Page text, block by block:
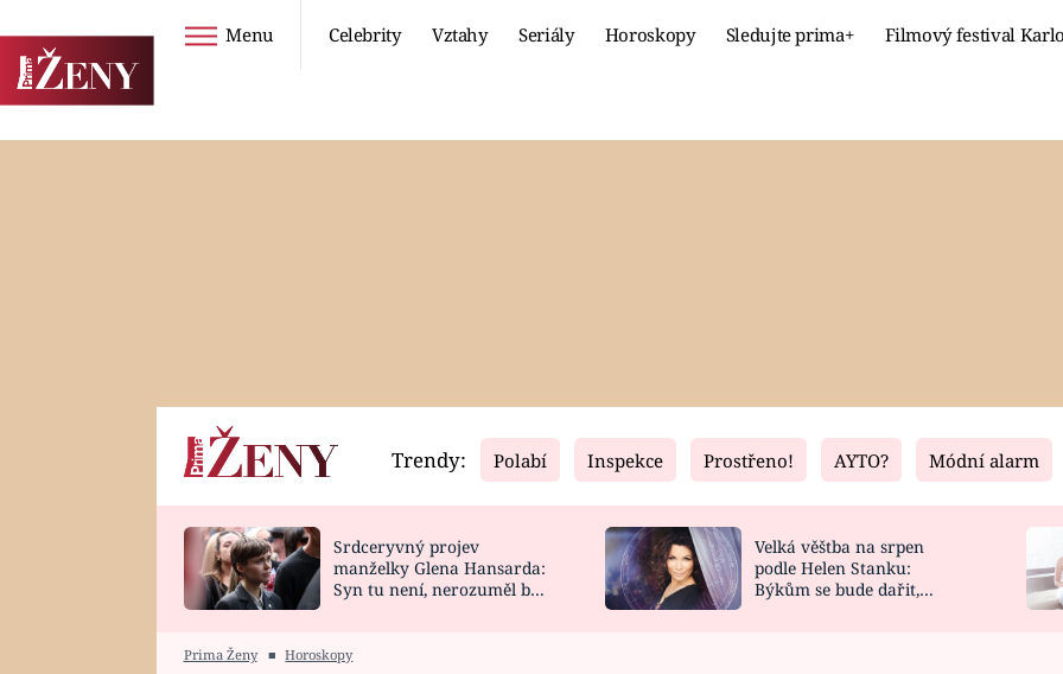
Menu Celebrity Vztahy Seriály Horoskopy Sledujte prima+ Filmový festival
Horoskopy
HOROSKOP NA
Video
CELEBRITY
VAŘENÍ
Fresh
NOVINKY
VIDEORECEPTY
Living
DESIGN
Trendy: Polabí Inspekce Prostřeno! AYTO? Módní alarm
Srdceryvný projev
manželky Glena Hansarda:
Syn tu není, nerozuměl by
Velká věštba na srpen
podle Helen Stanku:
Býkům se bude dařit,
Prima Ženy ■ Horoskopy